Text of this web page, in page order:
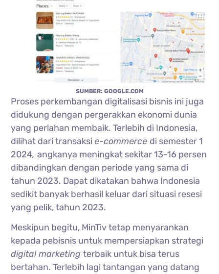
SUMBER: GOOGLE.COM
Proses perkembangan digitalisasi bisnis ini juga
didukung dengan pergerakkan ekonomi dunia
yang perlahan membaik. Terlebih di Indonesia,
dilihat dari transaksi e-commerce di semester 1
2024,angkanya meningkat sekitar 13-16 persen
dibandingkan dengan periode yang sama di
tahun 2023. Dapat dikatakan bahwa Indonesia
sedikit banyak berhasil keluar dari situasi resesi
yang pelik, tahun 2023.
Meskipun begitu, MinTiv tetap menyarankan
kepada pebisnis untuk mempersiapkan strategi
digital marketingterbaik untuk bisa terus
bertahan. Terlebih lagi tantangan yang datang